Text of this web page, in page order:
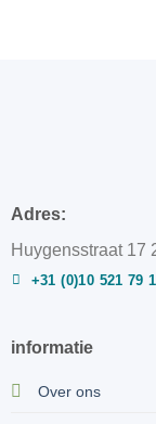
Adres:
Huygensstraat 17
+31 (0)10 521 79
informatie
Over ons